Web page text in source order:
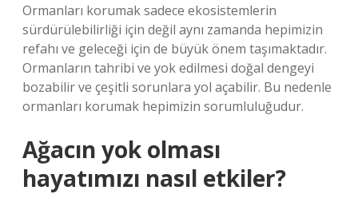
Ormanları korumak sadece ekosistemlerin
sürdürülebilirliği için değil aynı zamanda hepimizin
refahı ve geleceği için de büyük önem taşımaktadır.
Ormanların tahribi ve yok edilmesi doğal dengeyi
bozabilir ve çeşitli sorunlara yol açabilir. Bu nedenle
ormanları korumak hepimizin sorumluluğudur.
Ağacın yok olması
hayatımızı nasıl etkiler?